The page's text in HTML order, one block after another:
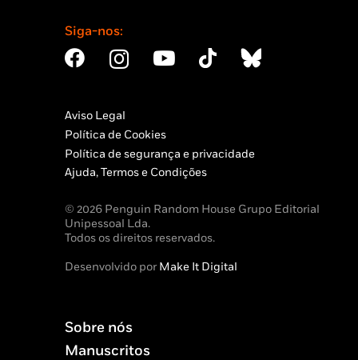
Siga-nos:
Aviso Legal
Política de Cookies
Política de segurança e privacidade
Ajuda, Termos e Condições
© 2026 Penguin Random House Grupo Editorial
Unipessoal Lda.
Todos os direitos reservados.
Desenvolvido porMake It Digital
Sobre nós
Manuscritos